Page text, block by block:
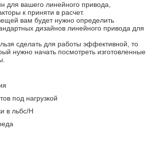
для вашего линейного привода,
к приняти в расчет.
вам будет нужно определить
дизайнов линейного привода для
сделать для работы эффективной, то
нужно начать посмотреть изготовленные
под нагрузкой
в льбс/Н